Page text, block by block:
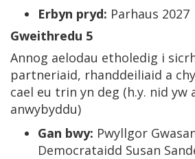
Erbyn pryd: Parhaus 2027
Gweithredu 5
Annog aelodau etholedig i
partneriaid, rhanddeiliaid a
cael eu trin yn deg (h.y. nid yw
anwybyddu)
Gan bwy: Pwyllgor
Democrataidd Susan